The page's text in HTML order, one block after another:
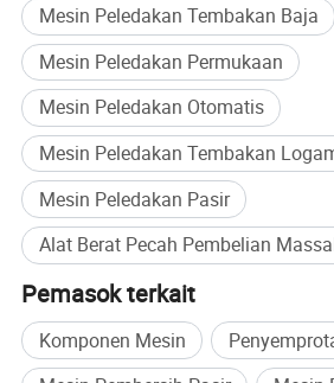
9.konservasi tangki penyimpanan
10.konservasi perlakuan permukaan
Parameter teknis
Tipe BRTK-270
Lebar kerja (mm) 270 550
Daya roda(kw) 11 2*11
Pengumpul debu yang sesuai Untuk menyertakan Untuk
Mesin Peledakan Tembakan Baja
Mesin Peledakan Permukaan
Mesin Peledakan Otomatis
Mesin Peledakan Tembakan
Mesin Peledakan Pasir
Alat Berat Pecah Pembelian
Pemasok terkait
Komponen Mesin